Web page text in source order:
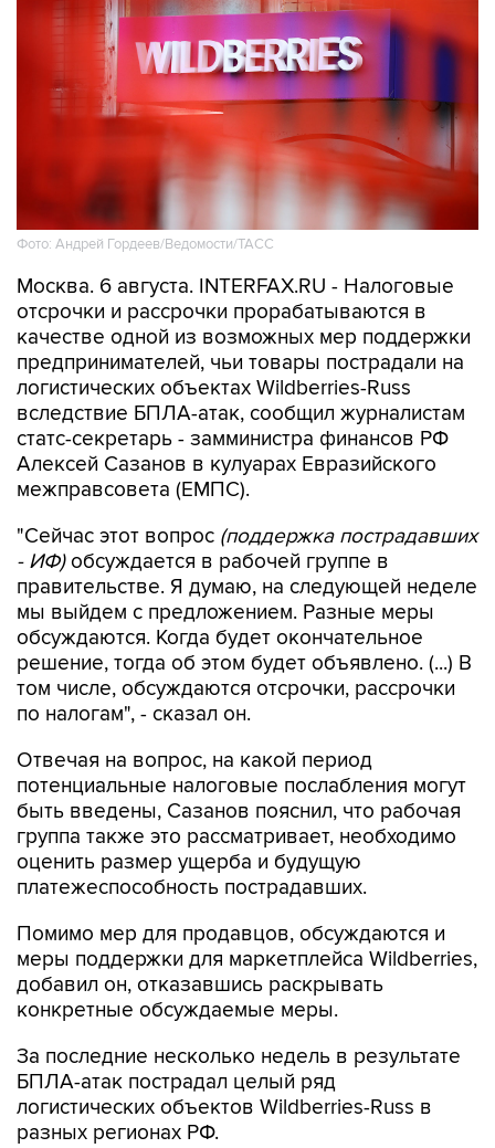
Фото: Андрей Гордеев/Ведомости/ТАСС
Москва. 6 августа. INTERFAX.RU - Налоговые
отсрочки и рассрочки прорабатываются в
качестве одной из возможных мер поддержки
предпринимателей, чьи товары пострадали на
логистических объектах Wildberries-Russ
вследствие БПЛА-атак, сообщил журналистам
статс-секретарь - замминистра финансов РФ
Алексей Сазанов в кулуарах Евразийского
межправсовета (ЕМПС).
"Сейчас этот вопрос (поддержка пострадавших
- ИФ)обсуждается в рабочей группе в
правительстве. Я думаю, на следующей неделе
мы выйдем с предложением. Разные меры
обсуждаются. Когда будет окончательное
решение, тогда об этом будет объявлено. (...) В
том числе, обсуждаются отсрочки, рассрочки
по налогам", - сказал он.
Отвечая на вопрос, на какой период
потенциальные налоговые послабления могут
быть введены, Сазанов пояснил, что рабочая
группа также это рассматривает, необходимо
оценить размер ущерба и будущую
платежеспособность пострадавших.
Помимо мер для продавцов, обсуждаются и
меры поддержки для маркетплейса Wildberries,
добавил он, отказавшись раскрывать
конкретные обсуждаемые меры.
За последние несколько недель в результате
БПЛА-атак пострадал целый ряд
логистических объектов Wildberries-Russ в
разных регионах РФ.